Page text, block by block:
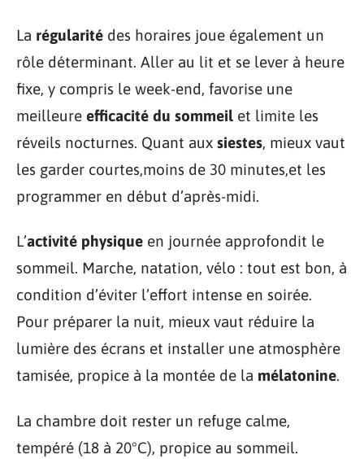
La régularité des horaires joue également un
rôle déterminant. Aller au lit et se lever à heure
fixe, y compris le week-end, favorise une
meilleure efficacité du sommeil et limite les
réveils nocturnes. Quant aux siestes, mieux vaut
les garder courtes,moins de 30 minutes,et les
programmer en début d’après-midi.
L’activité physique en journée approfondit le
sommeil. Marche, natation, vélo : tout est bon, à
condition d’éviter l’effort intense en soirée.
Pour préparer la nuit, mieux vaut réduire la
lumière des écrans et installer une atmosphère
tamisée, propice à la montée de la mélatonine.
La chambre doit rester un refuge calme,
tempéré (18 à 20°C), propice au sommeil.